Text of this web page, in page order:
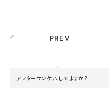
PREV
アフターサンケア、してますか？